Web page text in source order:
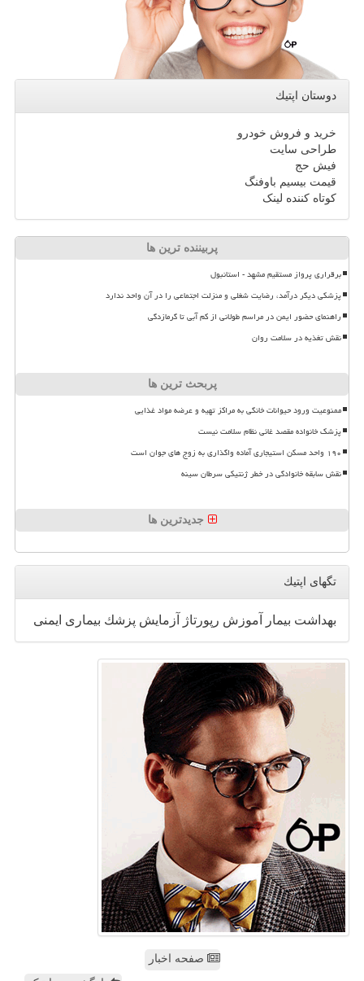
دوستان اپتیك
خرید و فروش خودرو
طراحی سایت
فیش حج
قیمت بیسیم باوفنگ
کوتاه کننده لینک
پربیننده ترین ها
برقراری پرواز مستقیم مشهد - استانبول
پزشکی دیگر درآمد، رضایت شغلی و منزلت اجتماعی را در آن واحد ندارد
راهنمای حضور ایمن در مراسم طولانی از کم آبی تا گرمازدگی
نقش تغذیه در سلامت روان
پربحث ترین ها
ممنوعیت ورود حیوانات خانگی به مراکز تهیه و عرضه مواد غذایی
پزشک خانواده مقصد غائی نظام سلامت نیست
۱۹۰ واحد مسکن استیجاری آماده واگذاری به زوج های جوان است
نقش سابقه خانوادگی در خطر ژنتیکی سرطان سینه
جدیدترین ها
تگهای اپتیك
بهداشت بیمار آموزش رپورتاژ آزمایش پزشك بیماری ایمنی
صفحه اخبار